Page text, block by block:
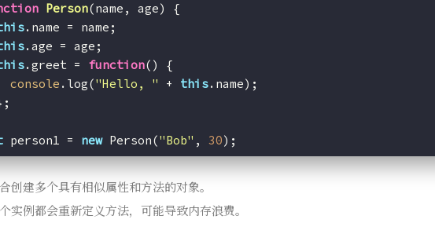
Person(name, age) {
.name = name;
.age = age;
.greet = function( ) {
console .log("Hello, " + this.name);
person1 = new Person("Bob" , 30);
创建多个具有相似属性和方法的对象。
实例都会重新定义方法，可能导致内存浪费。